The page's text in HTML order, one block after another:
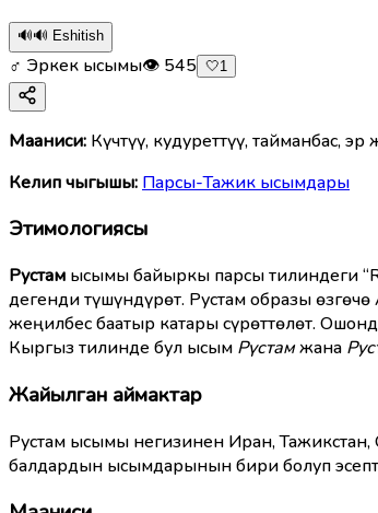
🔊🔊 Eshitish
♂ Эркек ысымы👁 545 🤍1
Мааниcи: Күчтүү, кудуреттүү, тайманбас,
Келип чыгышы: Парсы-Тажик ысымдары
Этимологиясы
Рустам ысымы байыркы парсы тилиндеги
дегенди түшүндүрөт. Рустам образы
жеңилбес баатыр катары сүрөттөлөт.
Кыргыз тилинде бул ысым Рүстамжана
Жайылган аймактар
Рустам ысымы негизинен Иран,
балдардын ысымдарынын бири болуп